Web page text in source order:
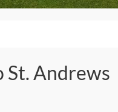
St. Andrews